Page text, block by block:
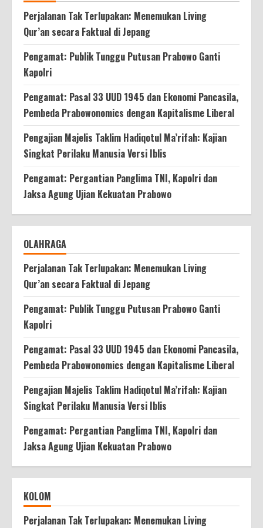
Perjalanan Tak Terlupakan: Menemukan Living
Qur’an secara Faktual di Jepang
Pengamat: Publik Tunggu Putusan Prabowo Ganti
Kapolri
Pengamat: Pasal 33 UUD 1945 dan Ekonomi Pancasila,
Pembeda Prabowonomics dengan Kapitalisme Liberal
Pengajian Majelis Taklim Hadiqotul Ma’rifah: Kajian
Singkat Perilaku Manusia Versi Iblis
Pengamat: Pergantian Panglima TNI, Kapolri dan
Jaksa Agung Ujian Kekuatan Prabowo
OLAHRAGA
Perjalanan Tak Terlupakan: Menemukan Living
Qur’an secara Faktual di Jepang
Pengamat: Publik Tunggu Putusan Prabowo Ganti
Kapolri
Pengamat: Pasal 33 UUD 1945 dan Ekonomi Pancasila,
Pembeda Prabowonomics dengan Kapitalisme Liberal
Pengajian Majelis Taklim Hadiqotul Ma’rifah: Kajian
Singkat Perilaku Manusia Versi Iblis
Pengamat: Pergantian Panglima TNI, Kapolri dan
Jaksa Agung Ujian Kekuatan Prabowo
KOLOM
Perjalanan Tak Terlupakan: Menemukan Living